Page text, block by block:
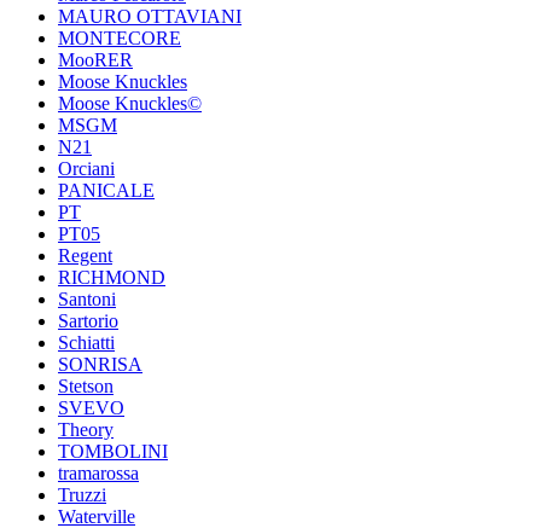
MAURO OTTAVIANI
MONTECORE
MooRER
Moose Knuckles
Moose Knuckles©️
MSGM
N21
Orciani
PANICALE
PT
PT05
Regent
RICHMOND
Santoni
Sartorio
Schiatti
SONRISA
Stetson
SVEVO
Theory
TOMBOLINI
tramarossa
Truzzi
Waterville